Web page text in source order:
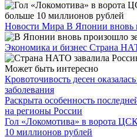
Новости Мира В Японии вновь
Экономика и бизнес Страна
Может быть интересно
Кровоточивость десен
заболевания
Раскрыта особенность
на регионы России
Гол «Локомотива» в ворота
10 миллионов рублей